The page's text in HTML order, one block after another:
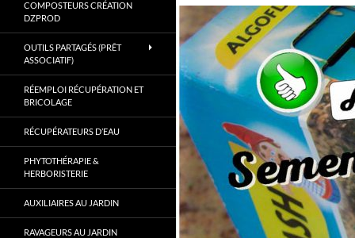
Gard.
COMPOSTEURS CRÉATION
DZPROD
OUTILS PARTAGÉS (PRÊT
ASSOCIATIF)
RÉEMPLOI RÉCUPÉRATION ET
BRICOLAGE
RÉCUPÉRATEURS D’EAU
PHYTOTHÉRAPIE &
HERBORISTERIE
AUXILIAIRES AU JARDIN
RAVAGEURS AU JARDIN